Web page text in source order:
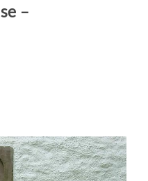
–